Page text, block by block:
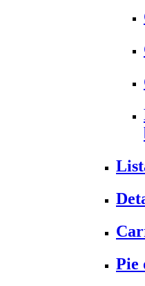
Pie